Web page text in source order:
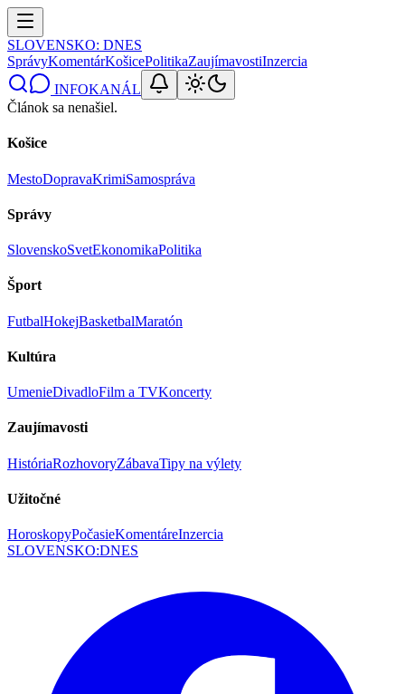
SLOVENSKO: DNES
SprávyKomentárKošicePolitikaZaujímavostiInzercia
INFOKANÁL
Článok sa nenašiel.
Košice
MestoDopravaKrimiSamospráva
Správy
SlovenskoSvetEkonomikaPolitika
Šport
FutbalHokejBasketbalMaratón
Kultúra
UmenieDivadloFilm a TVKoncerty
Zaujímavosti
HistóriaRozhovoryZábavaTipy na výlety
Užitočné
HoroskopyPočasieKomentáreInzercia
SLOVENSKO:DNES